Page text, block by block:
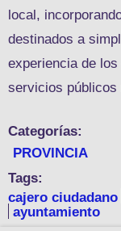
local,
destinados a
experiencia de
servicios públicos
Categorías:
PROVINCIA
Tags:
cajero ciudadano
ayuntamiento